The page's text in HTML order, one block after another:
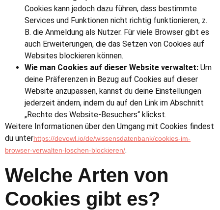
Cookies kann jedoch dazu führen, dass bestimmte
Services und Funktionen nicht richtig funktionieren, z.
B. die Anmeldung als Nutzer. Für viele Browser gibt es
auch Erweiterungen, die das Setzen von Cookies auf
Websites blockieren können.
Wie man Cookies auf dieser Website verwaltet: Um
deine Präferenzen in Bezug auf Cookies auf dieser
Website anzupassen, kannst du deine Einstellungen
jederzeit ändern, indem du auf den Link im Abschnitt
„Rechte des Website-Besuchers“ klickst.
Weitere Informationen über den Umgang mit Cookies findest
du unterhttps://devowl.io/de/wissensdatenbank/cookies-im-
browser-verwalten-loschen-blockieren/.
Welche Arten von
Cookies gibt es?